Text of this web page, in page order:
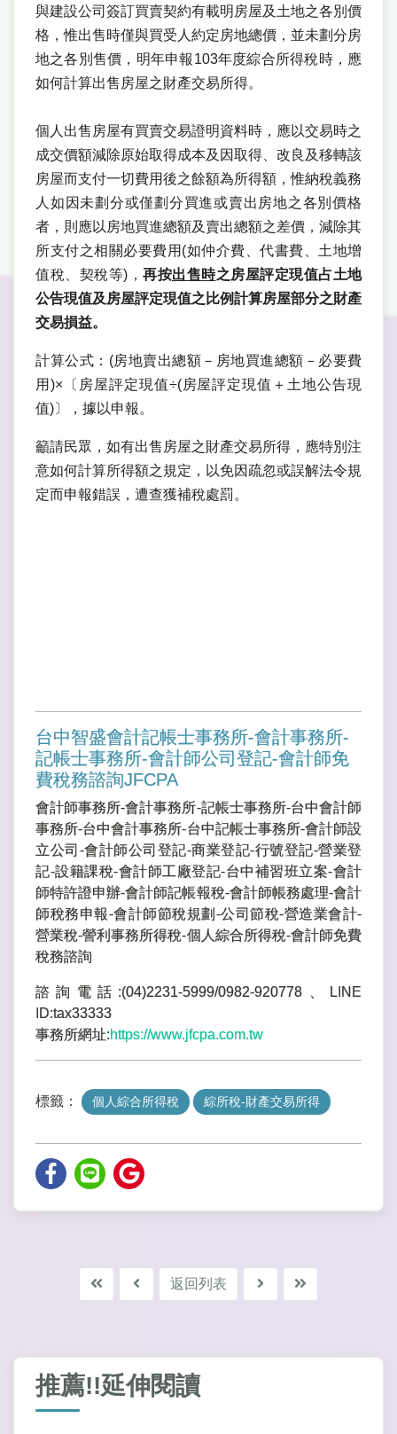
與建設公司簽訂買賣契約有載明房屋及土地之各別價
格，惟出售時僅與買受人約定房地總價，並未劃分房
地之各別售價，明年申報103年度綜合所得稅時，應
如何計算出售房屋之財產交易所得。
個人出售房屋有買賣交易證明資料時，應以交易時之
成交價額減除原始取得成本及因取得、改良及移轉該
房屋而支付一切費用後之餘額為所得額，惟納稅義務
人如因未劃分或僅劃分買進或賣出房地之各別價格
者，則應以房地買進總額及賣出總額之差價，減除其
所支付之相關必要費用(如仲介費、代書費、土地增
值稅、契稅等)， 再按出售時之房屋評定現值占土地
公告現值及房屋評定現值之比例計算房屋部分之財產
交易損益。
計算公式：(房地賣出總額－房地買進總額－必要費
用)×〔房屋評定現值÷(房屋評定現值＋土地公告現
值)〕，據以申報。
籲請民眾，如有出售房屋之財產交易所得，應特別注
意如何計算所得額之規定，以免因疏忽或誤解法令規
定而申報錯誤，遭查獲補稅處罰。
台中智盛會計記帳士事務所-會計事務所-
記帳士事務所-會計師公司登記-會計師免
費稅務諮詢JFCPA
會計師事務所-會計事務所-記帳士事務所-台中會計師
事務所-台中會計事務所-台中記帳士事務所-會計師設
立公司-會計師公司登記-商業登記-行號登記-營業登
記-設籍課稅-會計師工廠登記-台中補習班立案-會計
師特許證申辦-會計師記帳報稅-會計師帳務處理-會計
師稅務申報-會計師節稅規劃-公司節稅-營造業會計-
營業稅-謍利事務所得稅-個人綜合所得稅-會計師免費
稅務諮詢
諮詢電話:(04)2231-5999/0982-920778、LINE
ID:tax33333
事務所網址:https://www.jfcpa.com.tw
標籤： 個人綜合所得稅 綜所稅-財產交易所得
返回列表
推薦!!延伸閱讀